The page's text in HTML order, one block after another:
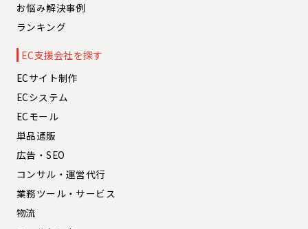
お悩み解決事例
ランキング
EC支援会社を探す
ECサイト制作
ECシステム
ECモール
単品通販
広告・SEO
コンサル・運営代行
業務ツール・サービス
物流